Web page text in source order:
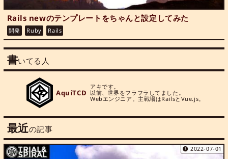
Rails newのテンプレートをちゃんと設定してみた
開発 Ruby Rails
書いてる人
AquiTCD
アキです。
以前、世界をフラフラしてました。
Webエンジニア。主戦場はRailsとVue.js。
最近の記事
2022-07-01